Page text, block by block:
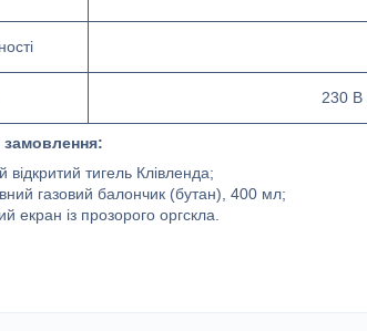
230 В
замовлення:
тигель Клівленда;
газовий балончик (бутан), 400 мл;
екран із прозорого оргскла.